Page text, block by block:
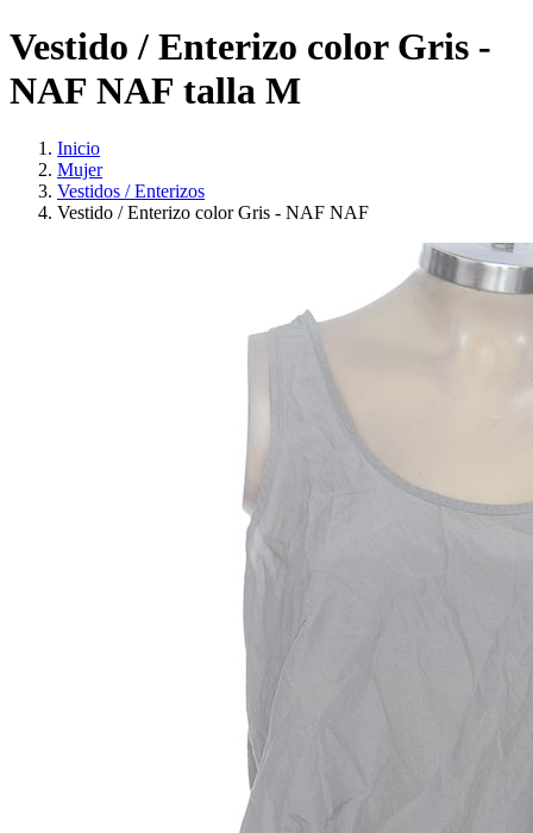
Vestido / Enterizo color Gris -
NAF NAF talla M
Inicio
Mujer
Vestidos / Enterizos
Vestido / Enterizo color Gris - NAF NAF